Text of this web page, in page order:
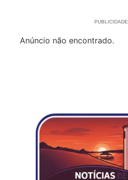
PUBLICIDADE
Anúncio não encontrado.